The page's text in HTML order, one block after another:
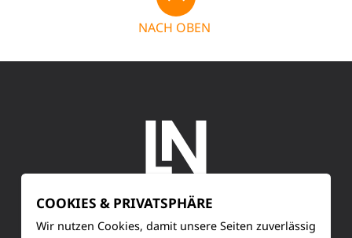
NACH OBEN
SERVICE
COOKIES & PRIVATSPHÄRE
Wir nutzen Cookies, damit unsere Seiten zuverlässig